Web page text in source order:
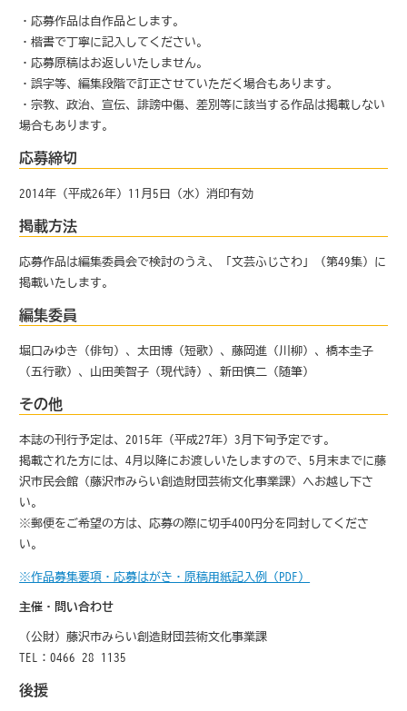
・応募作品は自作品とします。
・楷書で丁寧に記入してください。
・応募原稿はお返しいたしません。
・誤字等、編集段階で訂正させていただく場合もあります。
・宗教、政治、宣伝、誹謗中傷、差別等に該当する作品は掲載しない
場合もあります。
応募締切
2014年（平成26年）11月5日（水）消印有効
掲載方法
応募作品は編集委員会で検討のうえ、「文芸ふじさわ」（第49集）に
掲載いたします。
編集委員
堀口みゆき（俳句）、太田博（短歌）、藤岡進（川柳）、橋本圭子
（五行歌）、山田美智子（現代詩）、新田慎二（随筆）
その他
本誌の刊行予定は、2015年（平成27年）3月下旬予定です。
掲載された方には、4月以降にお渡しいたしますので、5月末までに藤
沢市民会館（藤沢市みらい創造財団芸術文化事業課）へお越し下さ
い。
※郵便をご希望の方は、応募の際に切手400円分を同封してくださ
い。
※作品募集要項・応募はがき・原稿用紙記入例（PDF）
主催・問い合わせ
（公財）藤沢市みらい創造財団芸術文化事業課
TEL：0466-28-1135
後援